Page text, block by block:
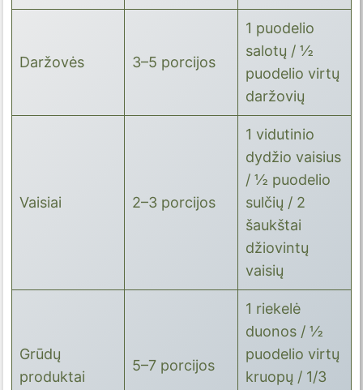
Daržovės 3–5 porcijos
1 puodelio
salotų / ½
puodelio virtų
daržovių
Vaisiai 2–3 porcijos
1 vidutinio
dydžio vaisius
/ ½ puodelio
sulčių / 2
šaukštai
džiovintų
vaisių
Grūdų
produktai
5–7 porcijos
1 riekelė
duonos / ½
puodelio virtų
kruopų / 1/3